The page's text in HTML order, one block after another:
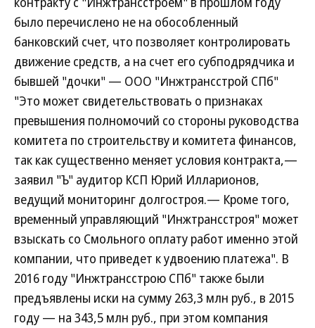
было перечислено не на обособленный
банковский счет, что позволяет контролировать
движение средств, а на счет его субподрядчика и
бывшей "дочки" — ООО "Инжтрансстрой СПб"
"Это может свидетельствовать о признаках
превышения полномочий со стороны руководства
комитета по строительству и комитета финансов,
так как существенно меняет условия контракта,—
заявил "Ъ" аудитор КСП Юрий Илларионов,
ведущий мониторинг долгостроя.— Кроме того,
временный управляющий "Инжтрансстроя" может
взыскать со Смольного оплату работ именно этой
компании, что приведет к удвоению платежа". В
2016 году "Инжтрансстрою СПб" также были
предъявлены иски на сумму 263,3 млн руб., в 2015
году — на 343,5 млн руб., при этом компания